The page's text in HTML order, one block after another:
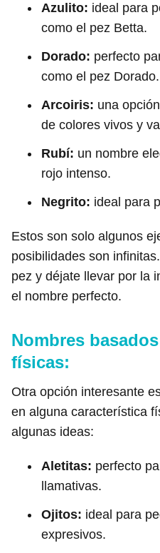
Azulito: ideal para
como el pez Betta.
Dorado: perfecto
como el pez Dorado.
Arcoiris: una
de colores vivos y
Rubí: un nombre
rojo intenso.
Negrito: ideal para
Estos son solo algunos
posibilidades son
pez y déjate llevar por la
el nombre perfecto.
Nombres
físicas:
Otra opción interesante
en alguna característica
algunas ideas:
Aletitas: perfecto
llamativas.
Ojitos: ideal para
expresivos.